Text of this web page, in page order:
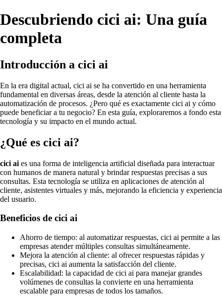
Descubriendo cici ai: Una guía
completa
Introducción a cici ai
En la era digital actual, cici ai se ha convertido en una herramienta
fundamental en diversas áreas, desde la atención al cliente hasta la
automatización de procesos. ¿Pero qué es exactamente cici ai y cómo
puede beneficiar a tu negocio? En esta guía, exploraremos a fondo esta
tecnología y su impacto en el mundo actual.
¿Qué es cici ai?
cici ai es una forma de inteligencia artificial diseñada para interactuar
con humanos de manera natural y brindar respuestas precisas a sus
consultas. Esta tecnología se utiliza en aplicaciones de atención al
cliente, asistentes virtuales y más, mejorando la eficiencia y experiencia
del usuario.
Beneficios de cici ai
Ahorro de tiempo: al automatizar respuestas, cici ai permite a las
empresas atender múltiples consultas simultáneamente.
Mejora la atención al cliente: al ofrecer respuestas rápidas y
precisas, cici ai aumenta la satisfacción del cliente.
Escalabilidad: la capacidad de cici ai para manejar grandes
volúmenes de consultas la convierte en una herramienta
escalable para empresas de todos los tamaños.